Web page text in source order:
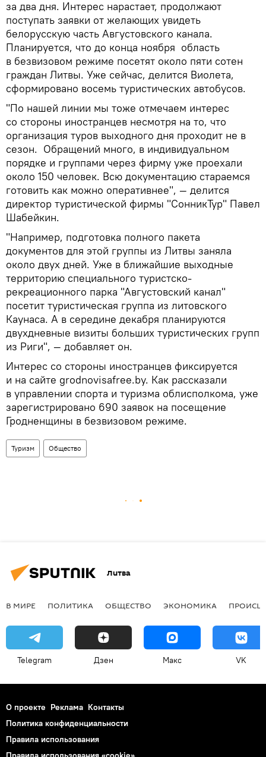
за два дня. Интерес нарастает, продолжают
поступать заявки от желающих увидеть
белорусскую часть Августовского канала.
Планируется, что до конца ноября область
в безвизовом режиме посетят около пяти сотен
граждан Литвы. Уже сейчас, делится Виолета,
сформировано восемь туристических автобусов.
"По нашей линии мы тоже отмечаем интерес
со стороны иностранцев несмотря на то, что
организация туров выходного дня проходит не в
сезон. Обращений много, в индивидуальном
порядке и группами через фирму уже проехали
около 150 человек. Всю документацию стараемся
готовить как можно оперативнее", — делится
директор туристической фирмы "СонникТур" Павел
Шабейкин.
"Например, подготовка полного пакета
документов для этой группы из Литвы заняла
около двух дней. Уже в ближайшие выходные
территорию специального туристско-
рекреационного парка "Августовский канал"
посетит туристическая группа из литовского
Каунаса. А в середине декабря планируются
двухдневные визиты больших туристических групп
из Риги", — добавляет он.
Интерес со стороны иностранцев фиксируется
и на сайте grodnovisafree.by. Как рассказали
в управлении спорта и туризма облисполкома, уже
зарегистрировано 690 заявок на посещение
Гродненщины в безвизовом режиме.
Туризм Общество
Литва
В МИРЕ ПОЛИТИКА ОБЩЕСТВО ЭКОНОМИКА
Telegram Дзен Макс VK
О проекте Реклама Контакты
Политика конфиденциальности
Правила использования